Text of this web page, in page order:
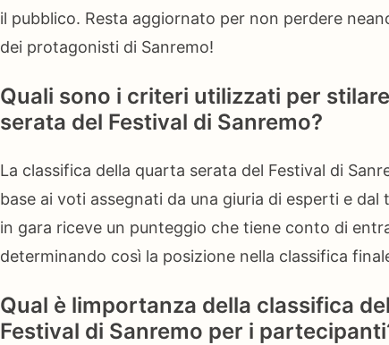
il pubblico. Resta aggiornato per non perdere
dei protagonisti di Sanremo!
Quali sono i criteri utilizzati per
serata del Festival di Sanremo?
La classifica della quarta serata del Festival di
base ai voti assegnati da una giuria di esperti e
in gara riceve un punteggio che tiene conto di
determinando così la posizione nella classifica
Qual è limportanza della classifica
Festival di Sanremo per i